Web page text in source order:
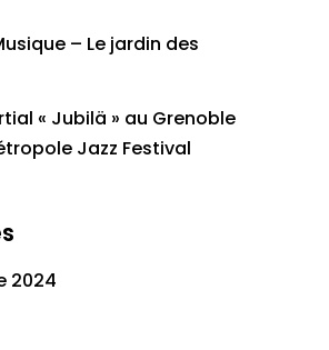
– Le jardin des
« Jubilä » au Grenoble
Jazz Festival
2024